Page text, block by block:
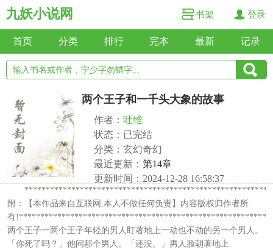
九妖小说网 书架 登录
首页 分类 排行 完本 最新 记录
两个王子和一千头大象的故事
作者： 吐维
状态：已完结
分类：玄幻奇幻
最近更新： 第14章
更新时间：2024-12-28 16:58:37
附：【本作品来自互联网,本人不做任何负责】内容版权归作者所
有
两个王子一两个王子年轻的男人盯著地上一动也不动的另一个男人。
「你死了吗？」他问那个男人。「还没。」男人脸朝著地上